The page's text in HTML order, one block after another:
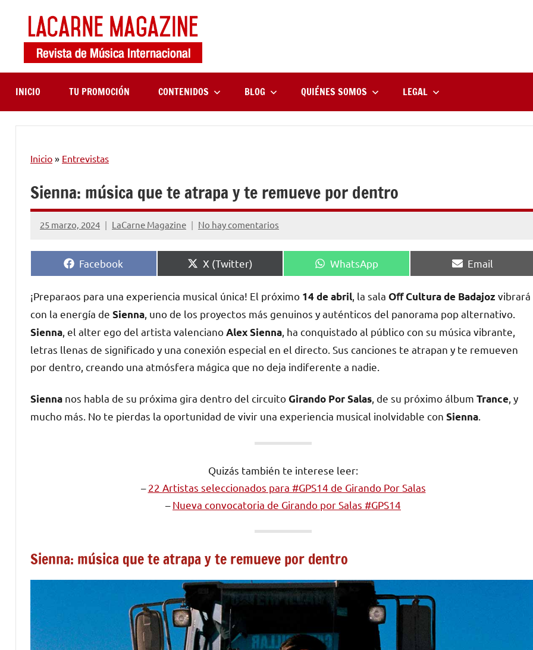
contenido
Magazine
música
internacional
INICIO TU PROMOCIÓN CONTENIDOS BLOG QUIÉNES SOMOS LEGAL
Inicio » Entrevistas
Sienna: música que te atrapa y te remueve por dentro
25 marzo, 2024 LaCarne Magazine No hay comentarios
Compartir
en
Facebook
Compartir
en
X (Twitter)
Compartir
en
WhatsApp
Compartir
en
Email
¡Preparaos para una experiencia musical única! El próximo 14 de abril , la sala Oﬀ Cultura de Badajoz vibrará
con la energía de Sienna , uno de los proyectos más genuinos y auténticos del panorama pop alternativo.
Sienna , el alter ego del artista valencianoAlex Sienna , ha conquistado al público con su música vibrante,
letras llenas de significado y una conexión especial en el directo. Sus canciones te atrapan y te remueven
por dentro, creando una atmósfera mágica que no deja indiferente a nadie.
Sienna nos habla de su próxima gira dentro del circuitoGirando Por Salas , de su próximo álbum Trance , y
mucho más. No te pierdas la oportunidad de vivir una experiencia musical inolvidable con Sienna
Quizás también te interese leer:
–22 Artistas seleccionados para #GPS14 de Girando Por Salas
–Nueva convocatoria de Girando por Salas #GPS14
Sienna: música que te atrapa y te remueve por dentro